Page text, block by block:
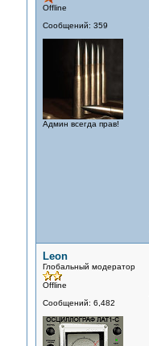
Offline
Сообщений: 359
Админ всегда прав!
Leon
Глобальный модератор
Offline
Сообщений: 6,482